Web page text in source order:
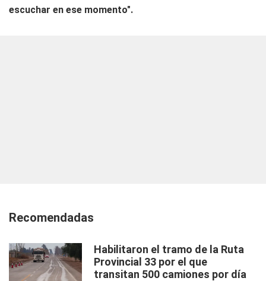
escuchar en ese momento".
Recomendadas
Habilitaron el tramo de la Ruta
Provincial 33 por el que
transitan 500 camiones por día